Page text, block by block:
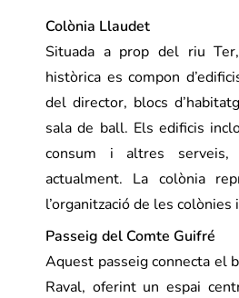
Colònia Llaudet
Situada a prop del riu
històrica es compon
del director, blocs
sala de ball. Els edificis
consum i altres
actualment. La colònia
l’organització de les
Passeig del Comte Guifré
Aquest passeig connecta el
Raval, oferint un espai